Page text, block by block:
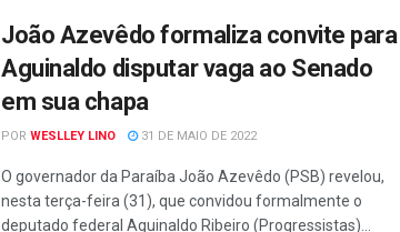
João Azevêdo formaliza convite para
Aguinaldo disputar vaga ao Senado
em sua chapa
POR WESLLEY LINO 31 DE MAIO DE 2022
O governador da Paraíba João Azevêdo (PSB) revelou,
nesta terça-feira (31), que convidou formalmente o
deputado federal Aguinaldo Ribeiro (Progressistas)...